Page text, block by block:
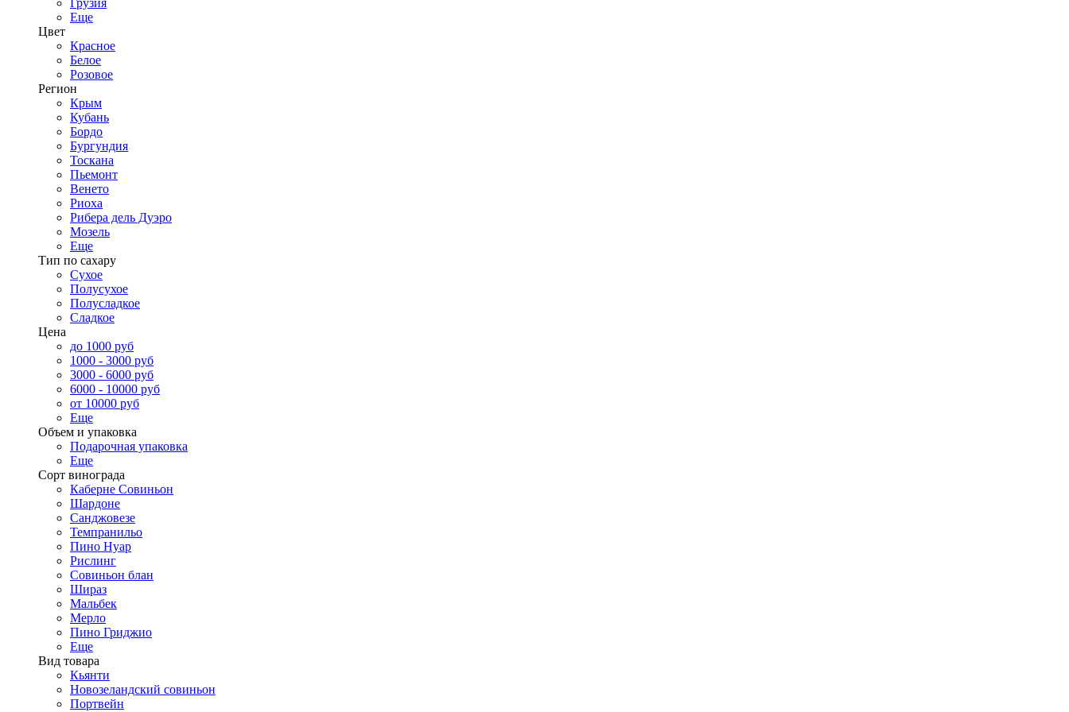
Грузия
Еще
Цвет
Красное
Белое
Розовое
Регион
Крым
Кубань
Бордо
Бургундия
Тоскана
Пьемонт
Венето
Риоха
Рибера дель Дуэро
Мозель
Еще
Тип по сахару
Сухое
Полусухое
Полусладкое
Сладкое
Цена
до 1000 руб
1000 - 3000 руб
3000 - 6000 руб
6000 - 10000 руб
от 10000 руб
Еще
Объем и упаковка
Подарочная упаковка
Еще
Сорт винограда
Каберне Совиньон
Шардоне
Санджовезе
Темпранильо
Пино Нуар
Рислинг
Совиньон блан
Шираз
Мальбек
Мерло
Пино Гриджио
Еще
Вид товара
Кьянти
Новозеландский совиньон
Портвейн